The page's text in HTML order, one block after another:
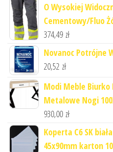
O Wysokiej
Cementowy/Fluo
374,49 zł
Novanoc Potrójne
20,52 zł
Modi Meble Biurko
Metalowe Nogi
930,00 zł
Koperta C6 SK
45x90mm karton